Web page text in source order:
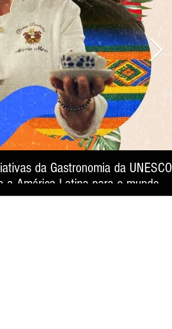
da Gastronomia da UNESCO
a América Latina para o mundo
ferramenta de preservação cultural,
dos povos latino-americanos.